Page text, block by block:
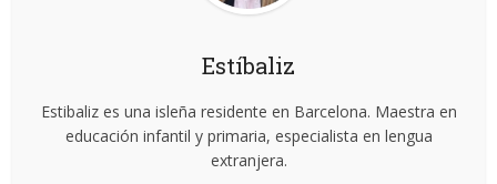
Estíbaliz
Estibaliz es una isleña residente en Barcelona. Maestra en
educación infantil y primaria, especialista en lengua
extranjera.